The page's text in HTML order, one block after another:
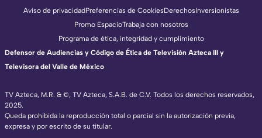
TV Azteca, M.R. & ©, TV Azteca, S.A.B. de C.V. Todos los derechos reservados,
2025.
Queda prohibida la reproducción total o parcial sin la autorización previa,
expresa y por escrito de su titular.
Aviso de privacidadPreferencias de CookiesDerechosInversionistas
Promo EspacioTrabaja con nosotros
Programa de ética, integridad y cumplimiento
Defensor de Audiencias y Código de Ética de Televisión Azteca III y
Televisora del Valle de México